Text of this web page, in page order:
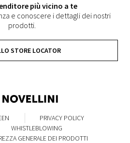
più vicino a te
e conoscere i dettagli dei nostri
prodotti.
STORE LOCATOR
PRIVACY POLICY
WHISTLEBLOWING
GENERALE DEI PRODOTTI